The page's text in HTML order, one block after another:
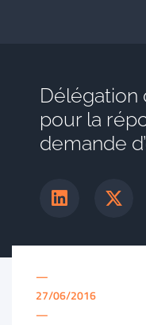
pour la
demande
—
27/06/2016
—